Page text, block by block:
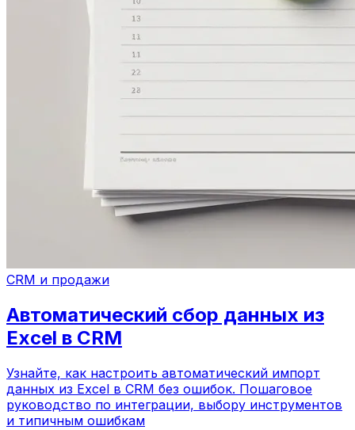
CRM и продажи
Автоматический сбор данных из
Excel в CRM
Узнайте, как настроить автоматический импорт
данных из Excel в CRM без ошибок. Пошаговое
руководство по интеграции, выбору инструментов
и типичным ошибкам